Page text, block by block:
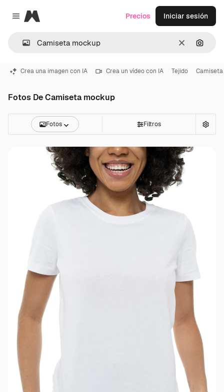
Close menu
Magnific
Borrar
Precios Iniciar sesión
Crea una imagen con IA Crea un vídeo con IA Tejido
Fotos De Camiseta mockup
Fotos Filtros